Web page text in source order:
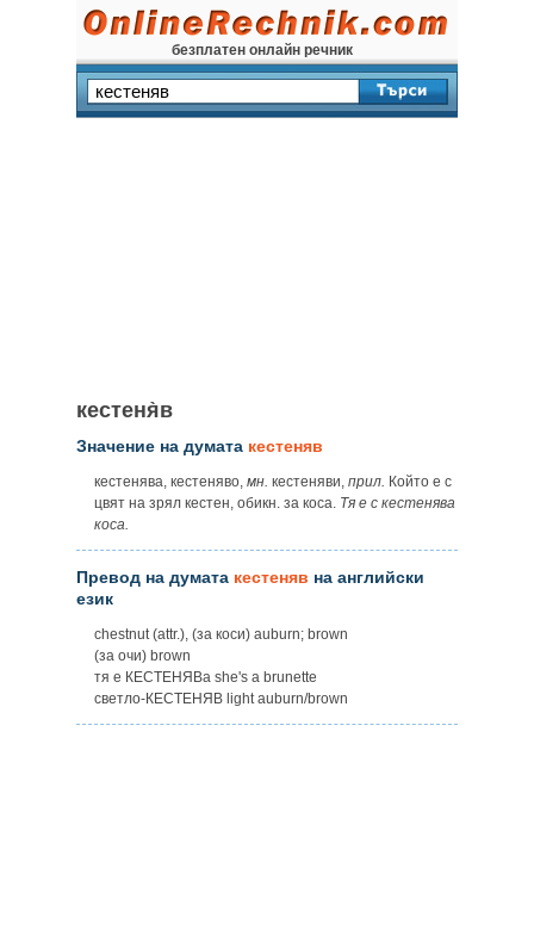
безплатен онлайн речник
кестеня̀в
Значение на думата кестеняв
кестенява, кестеняво, мн. кестеняви, прил. Който е с
цвят на зрял кестен, обикн. за коса. Тя е с кестенява
коса.
Превод на думата кестеняв на английски
език
chestnut (attr.), (за коси) auburn; brown
(за очи) brown
тя е КЕСТЕНЯВа she's a brunette
светло-КЕСТЕНЯВ light auburn/brown